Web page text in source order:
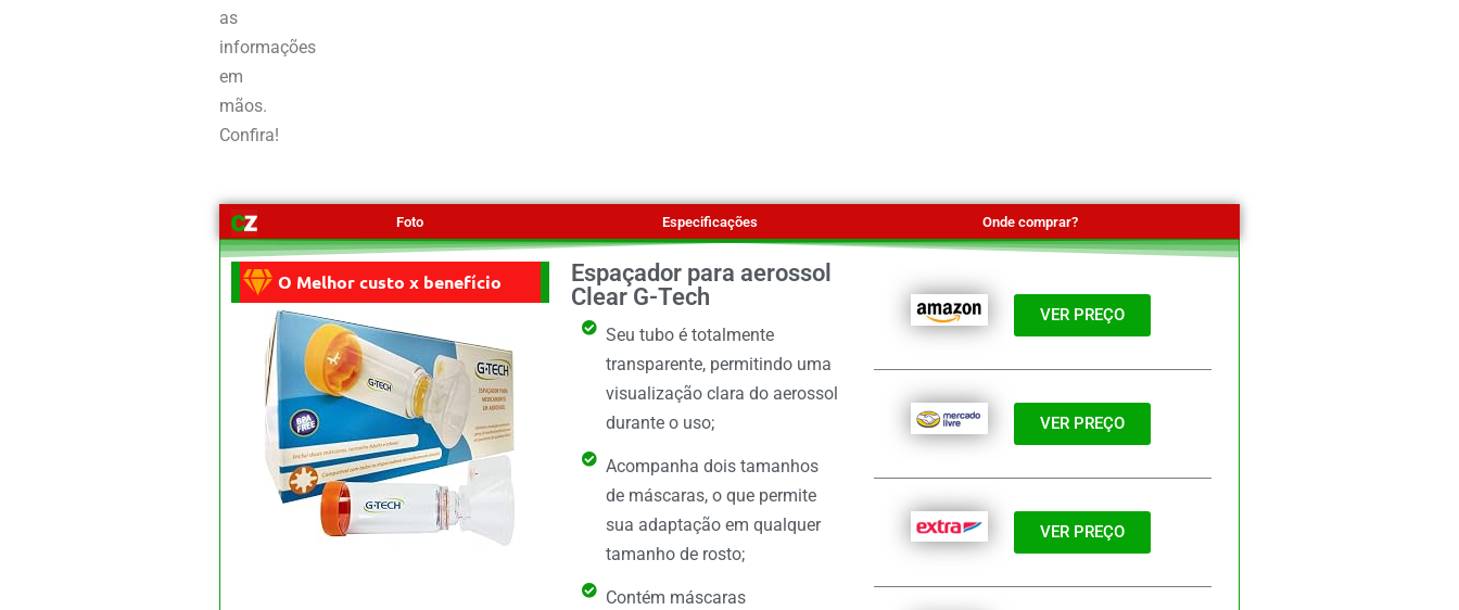
as
informações
em
mãos.
Confira!
Foto Especificações Onde comprar?
O Melhor custo x benefício
Espaçador para aerossol
Clear G-Tech
Seu tubo é totalmente
transparente, permitindo uma
visualização clara do aerossol
durante o uso;
Acompanha dois tamanhos
de máscaras, o que permite
sua adaptação em qualquer
tamanho de rosto;
Contém máscaras
VER PREÇO
VER PREÇO
VER PREÇO